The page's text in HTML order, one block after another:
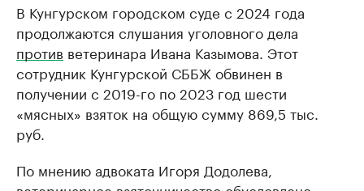
В Кунгурском городском суде с 2024 года
продолжаются слушания уголовного дела
против ветеринара Ивана Казымова. Этот
сотрудник Кунгурской СББЖ обвинен в
получении с 2019-го по 2023 год шести
«мясных» взяток на общую сумму 869,5 тыс.
руб.
По мнению адвоката Игоря Додолева,